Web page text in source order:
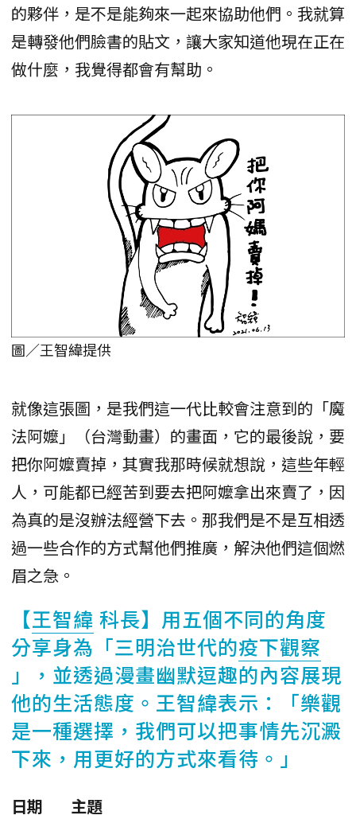
的夥伴，是不是能夠來一起來協助他們。我就算
是轉發他們臉書的貼文，讓大家知道他現在正在
做什麼，我覺得都會有幫助。
圖／王智緯提供
就像這張圖，是我們這一代比較會注意到的「魔
法阿嬤」（台灣動畫）的畫面，它的最後說，要
把你阿嬤賣掉，其實我那時候就想說，這些年輕
人，可能都已經苦到要去把阿嬤拿出來賣了，因
為真的是沒辦法經營下去。那我們是不是互相透
過一些合作的方式幫他們推廣，解決他們這個燃
眉之急。
【王智緯 科長】用五個不同的角度
分享身為「三明治世代的疫下觀察
」，並透過漫畫幽默逗趣的內容展現
他的生活態度。王智緯表示：「樂觀
是一種選擇，我們可以把事情先沉澱
下來，用更好的方式來看待。」
日期
主題